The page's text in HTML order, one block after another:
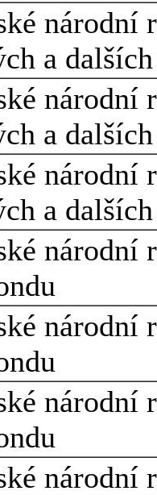
národní
a
národní
a
národní
a
národní
národní
národní
národní